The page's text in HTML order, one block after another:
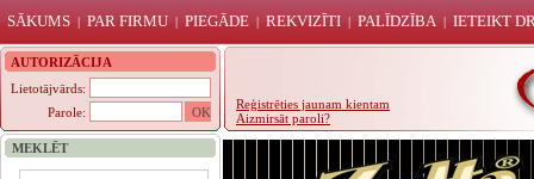
SĀKUMS | PAR FIRMU| PIEGĀDE | REKVIZĪTI | PALĪDZĪBA | IETEIKT
AUTORIZĀCIJA
Lietotājvārds:
Parole:
Reģistrēties jaunam kientam
Aizmirsāt paroli?
MEKLĒT